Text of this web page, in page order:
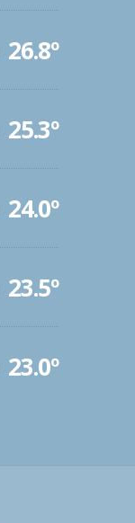
26.8º
25.3º
24.0º
23.5º
23.0º